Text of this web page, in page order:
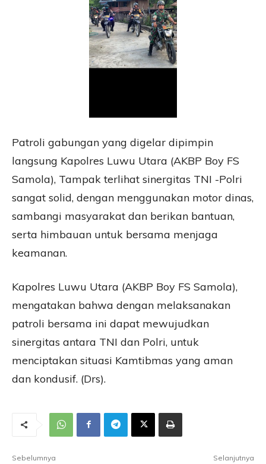
Patroli gabungan yang digelar dipimpin
langsung Kapolres Luwu Utara (AKBP Boy FS
Samola), Tampak terlihat sinergitas TNI -Polri
sangat solid, dengan menggunakan motor dinas,
sambangi masyarakat dan berikan bantuan,
serta himbauan untuk bersama menjaga
keamanan.
Kapolres Luwu Utara (AKBP Boy FS Samola),
mengatakan bahwa dengan melaksanakan
patroli bersama ini dapat mewujudkan
sinergitas antara TNI dan Polri, untuk
menciptakan situasi Kamtibmas yang aman
dan kondusif. (Drs).
Sebelumnya Selanjutnya